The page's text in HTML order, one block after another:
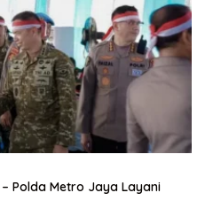
Polda Metro Jaya Layani